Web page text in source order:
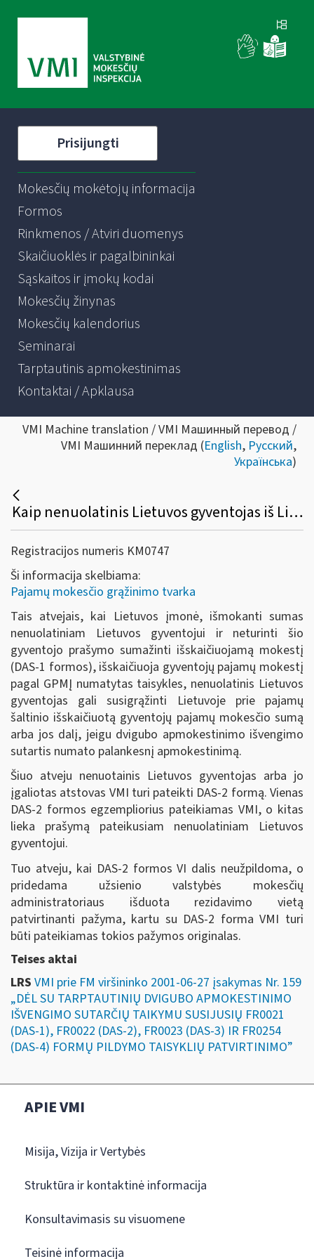
Prisijungti
Mokesčių mokėtojų informacija
Formos
Rinkmenos / Atviri duomenys
Skaičiuoklės ir pagalbininkai
Sąskaitos ir įmokų kodai
Mokesčių žinynas
Mokesčių kalendorius
Seminarai
Tarptautinis apmokestinimas
Kontaktai / Apklausa
VMI Machine translation / VMI Машинный перевод /
VMI Машинний переклад (English, Русский,
Українська)
Kaip nenuolatinis Lietuvos gyventojas iš Lietuvos biudžeto gali susigrąžinti gyventojų pajamų mokesčio permoką, jeigu gyventojų pajamų mokestis buvo išskaičiuotas pagal GPMĮ nuostatas, o dvigubo apmokestinimo išvengimo sutartis numato palankesnį apmokestinimą?
Registracijos numeris KM0747
Ši informacija skelbiama:
Pajamų mokesčio grąžinimo tvarka
Tais atvejais, kai Lietuvos įmonė, išmokanti sumas
nenuolatiniam Lietuvos gyventojui ir neturinti šio
gyventojo prašymo sumažinti išskaičiuojamą mokestį
(DAS-1 formos), išskaičiuoja gyventojų pajamų mokestį
pagal GPMĮ numatytas taisykles, nenuolatinis Lietuvos
gyventojas gali susigrąžinti Lietuvoje prie pajamų
šaltinio išskaičiuotą gyventojų pajamų mokesčio sumą
arba jos dalį, jeigu dvigubo apmokestinimo išvengimo
sutartis numato palankesnį apmokestinimą.
Šiuo atveju nenuotainis Lietuvos gyventojas arba jo
įgaliotas atstovas VMI turi pateikti DAS-2 formą. Vienas
DAS-2 formos egzempliorius pateikiamas VMI, o kitas
lieka prašymą pateikusiam nenuolatiniam Lietuvos
gyventojui.
Tuo atveju, kai DAS-2 formos VI dalis neužpildoma, o
pridedama užsienio valstybės mokesčių
administratoriaus išduota rezidavimo vietą
patvirtinanti pažyma, kartu su DAS-2 forma VMI turi
būti pateikiamas tokios pažymos originalas.
Teises aktai
LRS VMI prie FM viršininko 2001-06-27 įsakymas Nr. 159
„DĖL SU TARPTAUTINIŲ DVIGUBO APMOKESTINIMO
IŠVENGIMO SUTARČIŲ TAIKYMU SUSIJUSIŲ FR0021
(DAS-1), FR0022 (DAS-2), FR0023 (DAS-3) IR FR0254
(DAS-4) FORMŲ PILDYMO TAISYKLIŲ PATVIRTINIMO”
APIE VMI
Misija, Vizija ir Vertybės
Struktūra ir kontaktinė informacija
Konsultavimasis su visuomene
Teisinė informacija